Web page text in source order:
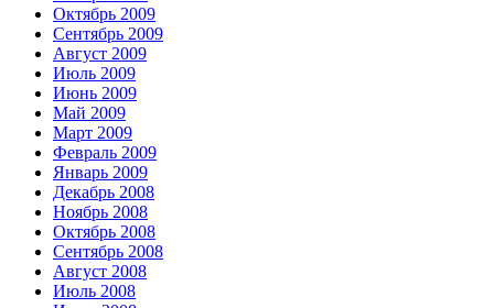
Октябрь 2009
Сентябрь 2009
Август 2009
Июль 2009
Июнь 2009
Май 2009
Март 2009
Февраль 2009
Январь 2009
Декабрь 2008
Ноябрь 2008
Октябрь 2008
Сентябрь 2008
Август 2008
Июль 2008